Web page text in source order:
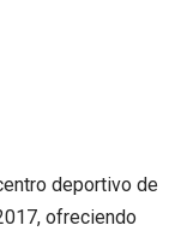
deportivo de
ofreciendo